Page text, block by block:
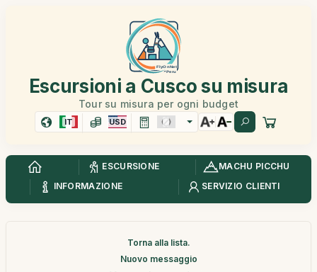
Escursioni a Cusco su misura
Tour su misura per ogni budget
IT USD
ESCURSIONE
MACHU PICCHU
INFORMAZIONE
SERVIZIO CLIENTI
Torna alla lista.
Nuovo messaggio